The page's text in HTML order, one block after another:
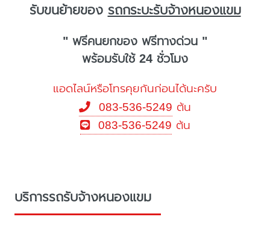
รับขนย้ายของ รถกระบะรับจ้างหนองแขม
" ฟรีคนยกของ ฟรีทางด่วน "
พร้อมรับใช้ 24 ชั่วโมง
แอดไลน์หรือโทรคุยกันก่อนได้นะครับ
083-536-5249 ต้น
083-536-5249 ต้น
บริการรถรับจ้างหนองแขม